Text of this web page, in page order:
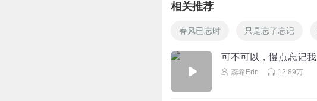
相关推荐
春风已忘时 只是忘了忘记
可不可以，慢点忘记我
蕊希Erin 12.89万